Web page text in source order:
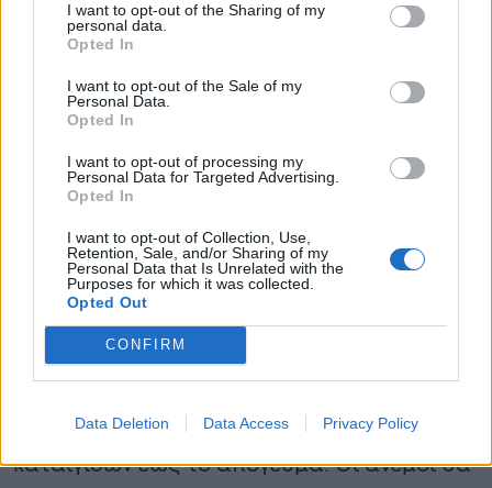
I want to opt-out of the Sharing of my
personal data.
Opted In
I want to opt-out of the Sale of my
Personal Data.
Opted In
I want to opt-out of processing my
Personal Data for Targeted Advertising.
Opted In
I want to opt-out of Collection, Use,
Retention, Sale, and/or Sharing of my
Personal Data that Is Unrelated with the
Purposes for which it was collected.
Opted Out
CONFIRM
Data Deletion Data Access Privacy Policy
Στην Αττική προβλέπονται τοπικές νεφώσεις
μεσημέρι υπάρχει πιθανότητα εκδήλωσης
τοπικών βροχών και σποραδικών
καταιγίδων. Οι άνεμοι θα πνέουν αρχικά
από βόρειες διευθύνσεις 2 έως 4 μποφόρ
και από το απόγευμα θα στραφούν σε
μεταβαλλόμενους έως 3 μποφόρ. Η
θερμοκρασία στο κέντρο της Αθήνας θα
κυμανθεί από 26 έως 33 βαθμούς Κελσίου.
πιθανότητα τοπικών βροχών και
καταιγίδων έως το απόγευμα. Οι άνεμοι θα